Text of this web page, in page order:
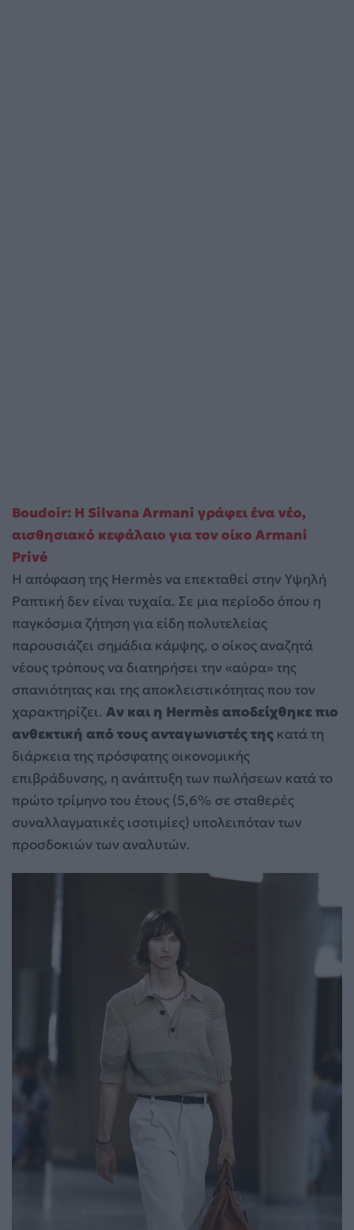
Boudoir: Η Silvana Armani γράφει ένα νέο,
αισθησιακό κεφάλαιο για τον οίκο Armani
Privé
Η απόφαση της Hermès να επεκταθεί στην Υψηλή
Ραπτική δεν είναι τυχαία. Σε μια περίοδο όπου η
παγκόσμια ζήτηση για είδη πολυτελείας
παρουσιάζει σημάδια κάμψης, ο οίκος αναζητά
νέους τρόπους να διατηρήσει την «αύρα» της
σπανιότητας και της αποκλειστικότητας που τον
χαρακτηρίζει. Αν και η Hermès αποδείχθηκε πιο
ανθεκτική από τους ανταγωνιστές της κατά τη
διάρκεια της πρόσφατης οικονομικής
επιβράδυνσης, η ανάπτυξη των πωλήσεων κατά το
πρώτο τρίμηνο του έτους (5,6% σε σταθερές
συναλλαγματικές ισοτιμίες) υπολειπόταν των
προσδοκιών των αναλυτών.